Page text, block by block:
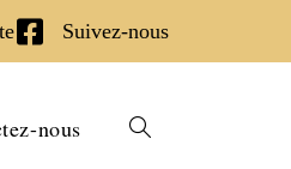
Suivez-nous
nous